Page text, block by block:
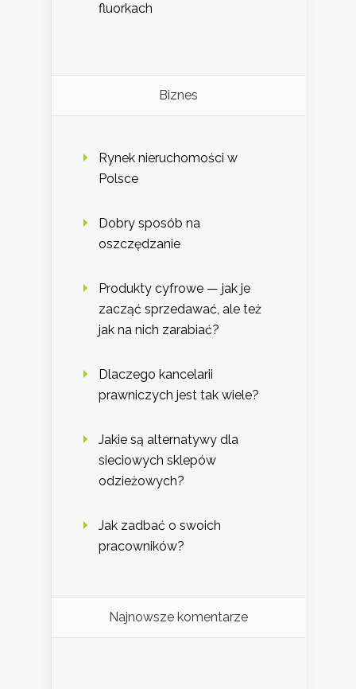
fluorkach
Biznes
Rynek nieruchomości w
Polsce
Dobry sposób na
oszczędzanie
Produkty cyfrowe — jak je
zacząć sprzedawać, ale też
jak na nich zarabiać?
Dlaczego kancelarii
prawniczych jest tak wiele?
Jakie są alternatywy dla
sieciowych sklepów
odzieżowych?
Jak zadbać o swoich
pracowników?
Najnowsze komentarze